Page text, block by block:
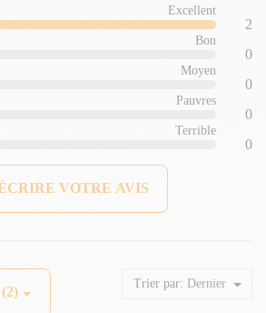
Excellent
2
Bon
0
Moyen
0
Pauvres
0
Terrible
0
VOTRE AVIS
Trier par: Dernier